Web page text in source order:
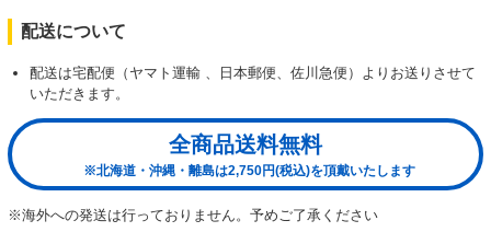
配送について
配送は宅配便（ヤマト運輸 、日本郵便、佐川急便）よりお送りさせて
いただきます。
全商品送料無料
※北海道・沖縄・離島は2,750円(税込)を頂戴いたします
※海外への発送は行っておりません。予めご了承ください